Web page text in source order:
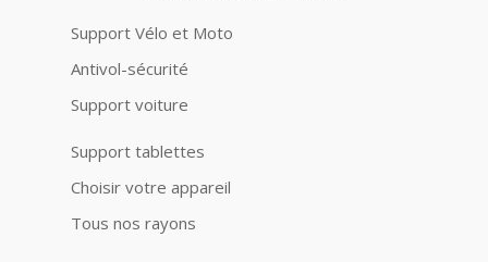
Support Vélo et Moto
Antivol-sécurité
Support voiture
Support tablettes
Choisir votre appareil
Tous nos rayons